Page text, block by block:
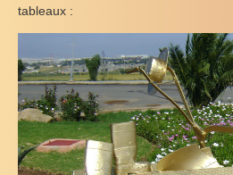
tableaux :